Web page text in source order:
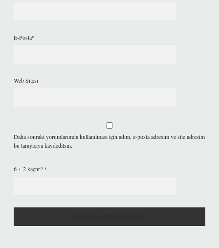
E-Posta*
Web Sitesi
Daha sonraki yorumlarımda kullanılması için adım, e-posta adresim ve site adresim
bu tarayıcıya kaydedilsin.
6 + 2 kaçtır? *